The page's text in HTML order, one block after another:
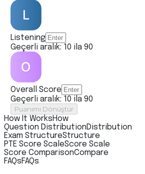
Listening
Geçerli aralık: 10 ila 90
Overall Score
Geçerli aralık: 10 ila 90
Puanımı Dönüştür
How It WorksHow
Question DistributionDistribution
Exam StructureStructure
PTE Score ScaleScore Scale
Score ComparisonCompare
FAQsFAQs